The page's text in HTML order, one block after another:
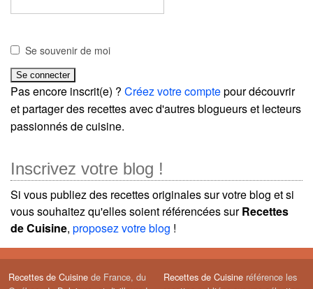
Se souvenir de moi
Pas encore inscrit(e) ? Créez votre comptepour découvrir
et partager des recettes avec d'autres blogueurs et lecteurs
passionnés de cuisine.
Inscrivez votre blog !
Si vous publiez des recettes originales sur votre blog et si
vous souhaitez qu'elles soient référencées surRecettes
de Cuisine, proposez votre blog !
Recettes de Cuisine de France, du
Recettes de Cuisine référence les